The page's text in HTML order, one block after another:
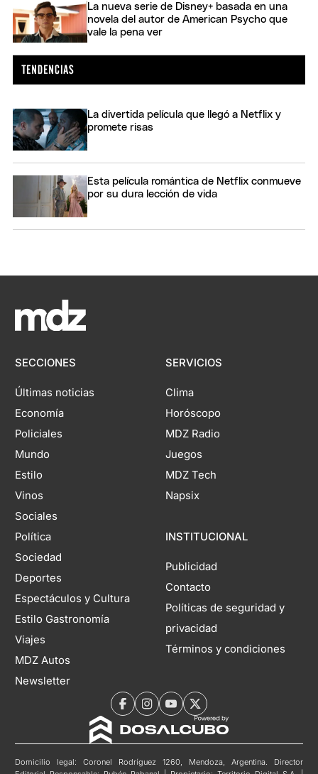
La nueva serie de Disney+ basada en una
novela del autor de American Psycho que
vale la pena ver
La divertida película que llegó a Netflix y
promete risas
Esta película romántica de Netflix conmueve
por su dura lección de vida
SECCIONES
Últimas noticias
Economía
Policiales
Mundo
Estilo
Vinos
Sociales
Política
Sociedad
Deportes
Espectáculos y Cultura
Estilo Gastronomía
Viajes
MDZ Autos
Newsletter
SERVICIOS
Clima
Horóscopo
MDZ Radio
Juegos
MDZ Tech
Napsix
INSTITUCIONAL
Publicidad
Contacto
Políticas de seguridad y
privacidad
Términos y condiciones
Domicilio legal: Coronel Rodríguez 1260, Mendoza, Argentina. Director